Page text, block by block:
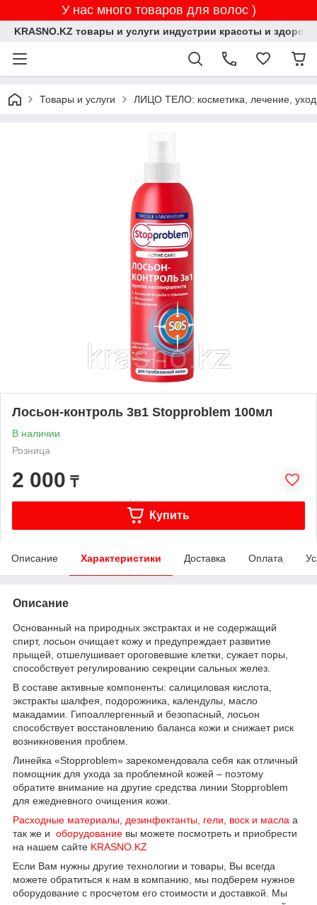
У нас много товаров для волос )
KRASNO.KZ товары и услуги индустрии красоты и
Товары и услуги ЛИЦО ТЕЛО: косметика, лечение, уход
Лосьон-контроль 3в1 Stopproblem 100мл
В наличии
Розница
2 000 ₸
Купить
Описание Характеристики Доставка Оплата
Описание
Основанный на природных экстрактах и не содержащий
спирт, лосьон очищает кожу и предупреждает развитие
прыщей, отшелушивает ороговевшие клетки, сужает поры,
способствует регулированию секреции сальных желез.
В составе активные компоненты: салициловая кислота,
экстракты шалфея, подорожника, календулы, масло
макадамии. Гипоаллергенный и безопасный, лосьон
способствует восстановлению баланса кожи и снижает риск
возникновения проблем.
Линейка «Stopproblem» зарекомендовала себя как отличный
помощник для ухода за проблемной кожей – поэтому
обратите внимание на другие средства линии Stopproblem
для ежедневного очищения кожи.
Расходные материалы дезинфектанты, гели, воск и масла а
так же и оборудование вы можете посмотреть и приобрести
на нашем сайте KRASNO.KZ
Если Вам нужны другие технологии и товары, Вы всегда
можете обратиться к нам в компанию, мы подберем нужное
оборудование с просчетом его стоимости и доставкой. Мы